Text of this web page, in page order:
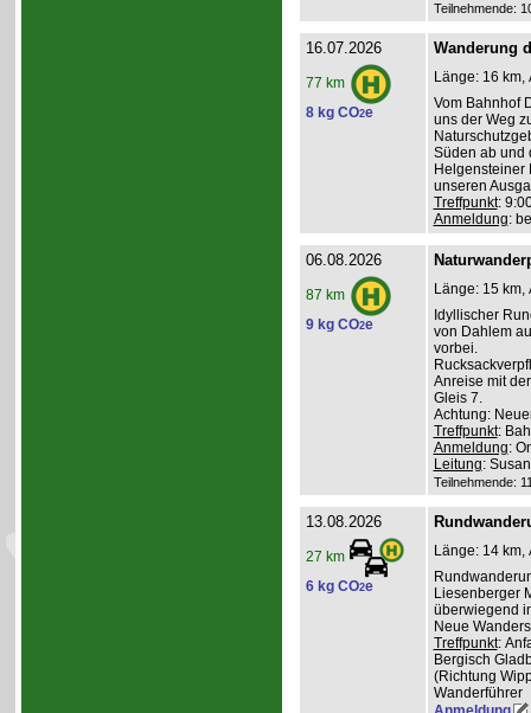
Teilnehmende:
16.07.2026
77 km
8 kg CO2e
Wanderung
Länge: 16 km,
Vom Bahnhof
uns der Weg
Süden ab und
Helgensteiner
unseren
Treffpunkt:
Anmeldung:
06.08.2026
87 km
9 kg CO2e
Länge: 15 km,
Idyllischer
von Dahlem
vorbei.
Anreise mit
Gleis 7.
Achtung:
Treffpunkt:
Anmeldung:
Leitung:
Teilnehmende:
13.08.2026
27 km
6 kg CO2e
Länge: 14 km,
Liesenberger
überwiegend
Neue
Treffpunkt:
Bergisch
(Richtung
Wanderführer